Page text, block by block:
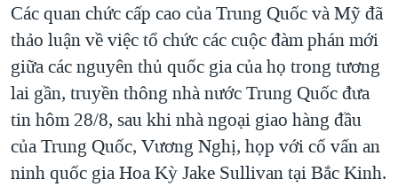
TRỊNH VĨNH BÌNH VS. CHÍNH PHỦ VIỆT NAM
NGƯ DÂN VIỆT VÀ LÀN SÓNG TRỘM HẢI SÂM
BÊN KIA QUỐC LỘ: TIẾNG VỌNG TỪ NÔNG THÔN MỸ
QUAN HỆ VIỆT MỸ
Các quan chức cấp cao của Trung Quốc và Mỹ đã
thảo luận về việc tổ chức các cuộc đàm phán mới
giữa các nguyên thủ quốc gia của họ trong tương
lai gần, truyền thông nhà nước Trung Quốc đưa
tin hôm 28/8, sau khi nhà ngoại giao hàng đầu
của Trung Quốc, Vương Nghị, họp với cố vấn an
ninh quốc gia Hoa Kỳ Jake Sullivan tại Bắc Kinh.